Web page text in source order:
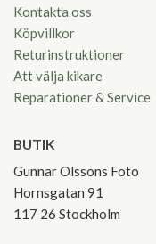
Kontakta oss
Köpvillkor
Returinstruktioner
Att välja kikare
Reparationer & Service
BUTIK
Gunnar Olssons Foto
Hornsgatan 91
117 26 Stockholm